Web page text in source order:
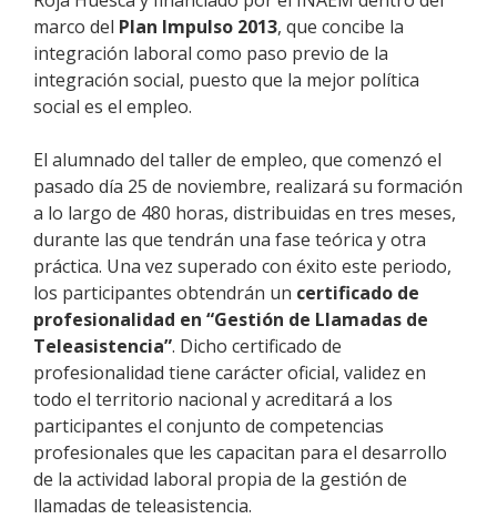
marco del Plan Impulso 2013, que concibe la
integración laboral como paso previo de la
integración social, puesto que la mejor política
social es el empleo.
El alumnado del taller de empleo, que comenzó el
pasado día 25 de noviembre, realizará su formación
a lo largo de 480 horas, distribuidas en tres meses,
durante las que tendrán una fase teórica y otra
práctica. Una vez superado con éxito este periodo,
los participantes obtendrán un certificado de
profesionalidad en “Gestión de Llamadas de
Teleasistencia”. Dicho certificado de
profesionalidad tiene carácter oficial, validez en
todo el territorio nacional y acreditará a los
participantes el conjunto de competencias
profesionales que les capacitan para el desarrollo
de la actividad laboral propia de la gestión de
llamadas de teleasistencia.